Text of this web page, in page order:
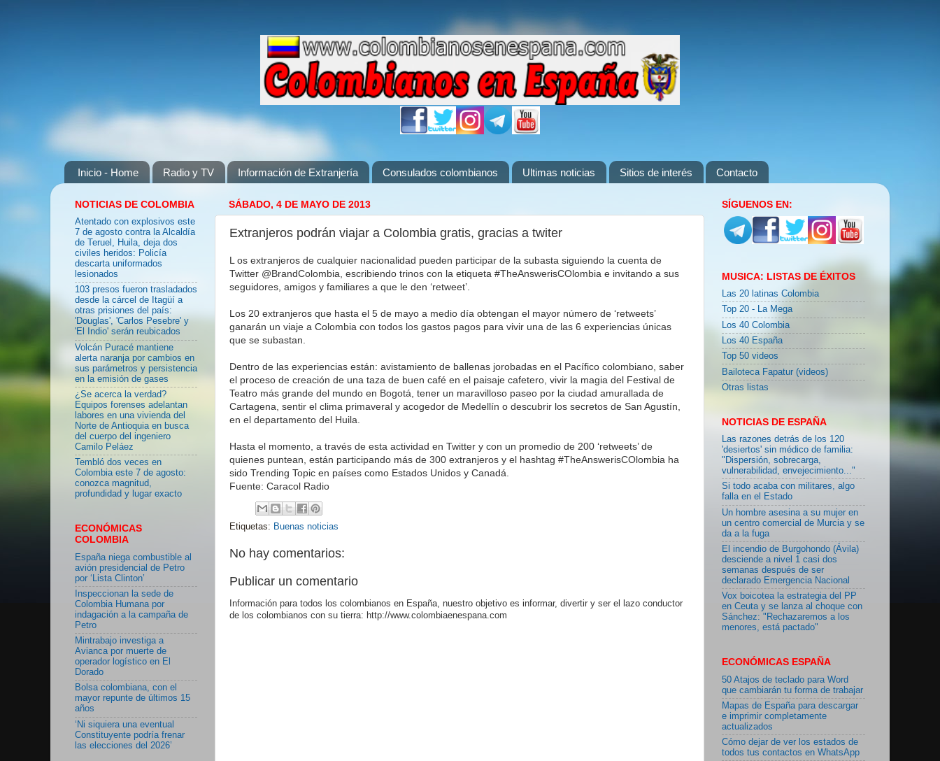
Inicio - Home Radio y TV Información de Extranjería Consulados colombianos Ultimas noticias Sitios de interés Contacto
SÁBADO, 4 DE MAYO DE 2013
Extranjeros podrán viajar a Colombia gratis, gracias a twiter
L os extranjeros de cualquier nacionalidad pueden participar de la subasta siguiendo la cuenta de
Twitter @BrandColombia, escribiendo trinos con la etiqueta #TheAnswerisCOlombia e invitando a sus
seguidores, amigos y familiares a que le den ‘retweet’.
Los 20 extranjeros que hasta el 5 de mayo a medio día obtengan el mayor número de ‘retweets’
ganarán un viaje a Colombia con todos los gastos pagos para vivir una de las 6 experiencias únicas
que se subastan.
Dentro de las experiencias están: avistamiento de ballenas jorobadas en el Pacífico colombiano, saber
el proceso de creación de una taza de buen café en el paisaje cafetero, vivir la magia del Festival de
Teatro más grande del mundo en Bogotá, tener un maravilloso paseo por la ciudad amurallada de
Cartagena, sentir el clima primaveral y acogedor de Medellín o descubrir los secretos de San Agustín,
en el departamento del Huila.
Hasta el momento, a través de esta actividad en Twitter y con un promedio de 200 ‘retweets’ de
quienes puntean, están participando más de 300 extranjeros y el hashtag #TheAnswerisCOlombia ha
sido Trending Topic en países como Estados Unidos y Canadá.
Fuente: Caracol Radio
Etiquetas: Buenas noticias
No hay comentarios:
Publicar un comentario
Información para todos los colombianos en España, nuestro objetivo es informar, divertir y ser el lazo conductor
de los colombianos con su tierra: http://www.colombiaenespana.com
NOTICIAS DE COLOMBIA
Atentado con explosivos este
7 de agosto contra la Alcaldía
de Teruel, Huila, deja dos
civiles heridos: Policía
descarta uniformados
lesionados
103 presos fueron trasladados
desde la cárcel de Itagüí a
otras prisiones del país:
'Douglas', 'Carlos Pesebre' y
'El Indio' serán reubicados
Volcán Puracé mantiene
alerta naranja por cambios en
sus parámetros y persistencia
en la emisión de gases
¿Se acerca la verdad?
Equipos forenses adelantan
labores en una vivienda del
Norte de Antioquia en busca
del cuerpo del ingeniero
Camilo Peláez
Tembló dos veces en
Colombia este 7 de agosto:
conozca magnitud,
profundidad y lugar exacto
ECONÓMICAS
COLOMBIA
España niega combustible al
avión presidencial de Petro
por ‘Lista Clinton’
Inspeccionan la sede de
Colombia Humana por
indagación a la campaña de
Petro
Mintrabajo investiga a
Avianca por muerte de
operador logístico en El
Dorado
Bolsa colombiana, con el
mayor repunte de últimos 15
años
‘Ni siquiera una eventual
Constituyente podría frenar
las elecciones del 2026’
SÍGUENOS EN:
MUSICA: LISTAS DE ÉXITOS
Las 20 latinas Colombia
Top 20 - La Mega
Los 40 Colombia
Los 40 España
Top 50 videos
Bailoteca Fapatur (videos)
Otras listas
NOTICIAS DE ESPAÑA
Las razones detrás de los 120
'desiertos' sin médico de familia:
"Dispersión, sobrecarga,
vulnerabilidad, envejecimiento..."
Si todo acaba con militares, algo
falla en el Estado
Un hombre asesina a su mujer en
un centro comercial de Murcia y se
da a la fuga
El incendio de Burgohondo (Ávila)
desciende a nivel 1 casi dos
semanas después de ser
declarado Emergencia Nacional
Vox boicotea la estrategia del PP
en Ceuta y se lanza al choque con
Sánchez: "Rechazaremos a los
menores, está pactado"
ECONÓMICAS ESPAÑA
50 Atajos de teclado para Word
que cambiarán tu forma de trabajar
Mapas de España para descargar
e imprimir completamente
actualizados
Cómo dejar de ver los estados de
todos tus contactos en WhatsApp